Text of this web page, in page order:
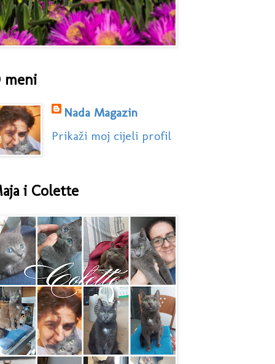
meni
Nada Magazin
Prikaži moj cijeli profil
i Colette